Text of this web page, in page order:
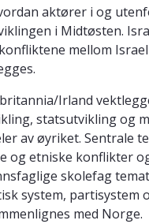
aktører i og
i Midtøsten.
mellom
Irland
statsutvikling og
av øyriket. Sentrale
og etniske konflikter
skolefag
system, partisystem
med Norge.